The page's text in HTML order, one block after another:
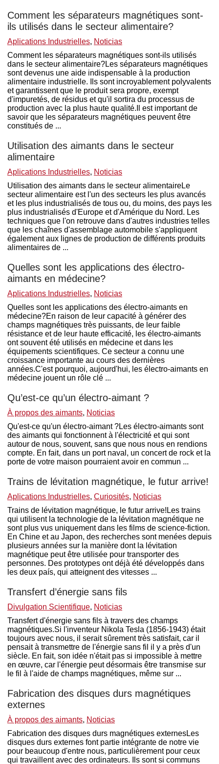
Comment les séparateurs magnétiques sont-
ils utilisés dans le secteur alimentaire?
Aplications Industrielles, Noticias
Comment les séparateurs magnétiques sont-ils utilisés
dans le secteur alimentaire?Les séparateurs magnétiques
sont devenus une aide indispensable à la production
alimentaire industrielle. Ils sont incroyablement polyvalents
et garantissent que le produit sera propre, exempt
d'impuretés, de résidus et qu'il sortira du processus de
production avec la plus haute qualité.Il est important de
savoir que les séparateurs magnétiques peuvent être
constitués de ...
Utilisation des aimants dans le secteur
alimentaire
Aplications Industrielles, Noticias
Utilisation des aimants dans le secteur alimentaireLe
secteur alimentaire est l'un des secteurs les plus avancés
et les plus industrialisés de tous ou, du moins, des pays les
plus industrialisés d'Europe et d'Amérique du Nord. Les
techniques que l'on retrouve dans d'autres industries telles
que les chaînes d'assemblage automobile s'appliquent
également aux lignes de production de différents produits
alimentaires de ...
Quelles sont les applications des électro-
aimants en médecine?
Aplications Industrielles, Noticias
Quelles sont les applications des électro-aimants en
médecine?En raison de leur capacité à générer des
champs magnétiques très puissants, de leur faible
résistance et de leur haute efficacité, les électro-aimants
ont souvent été utilisés en médecine et dans les
équipements scientifiques. Ce secteur a connu une
croissance importante au cours des dernières
années.C'est pourquoi, aujourd'hui, les électro-aimants en
médecine jouent un rôle clé ...
Qu’est-ce qu’un électro-aimant ?
À propos des aimants, Noticias
Qu'est-ce qu'un électro-aimant ?Les électro-aimants sont
des aimants qui fonctionnent à l'électricité et qui sont
autour de nous, souvent, sans que nous nous en rendions
compte. En fait, dans un port naval, un concert de rock et la
porte de votre maison pourraient avoir en commun ...
Trains de lévitation magnétique, le futur arrive!
Aplications Industrielles, Curiosités, Noticias
Trains de lévitation magnétique, le futur arrive!Les trains
qui utilisent la technologie de la lévitation magnétique ne
sont plus vus uniquement dans les films de science-fiction.
En Chine et au Japon, des recherches sont menées depuis
plusieurs années sur la manière dont la lévitation
magnétique peut être utilisée pour transporter des
personnes. Des prototypes ont déjà été développés dans
les deux país, qui atteignent des vitesses ...
Transfert d’énergie sans fils
Divulgation Scientifique, Noticias
Transfert d'énergie sans fils à travers des champs
magnétiques.Si l'inventeur Nikola Tesla (1856-1943) était
toujours avec nous, il serait sûrement très satisfait, car il
pensait à transmettre de l'énergie sans fil il y a près d'un
siècle. En fait, son idée n'était pas si impossible à mettre
en œuvre, car l'énergie peut désormais être transmise sur
le fil à l'aide de champs magnétiques, même sur ...
Fabrication des disques durs magnétiques
externes
À propos des aimants, Noticias
Fabrication des disques durs magnétiques externesLes
disques durs externes font partie intégrante de notre vie
pour beaucoup d'entre nous, particulièrement pour ceux
qui travaillent avec des ordinateurs. Ils sont si communs